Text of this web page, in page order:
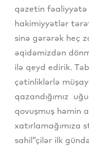
qəzetin fəaliyyətə
hakimiyyətlər
sinə gərərək heç
əqidəmizdən
ilə qeyd edirik.
çətinliklərlə
qazandığımız
qovuşmuş həmin
xatırlamağımıza
sahil”çilər ilk